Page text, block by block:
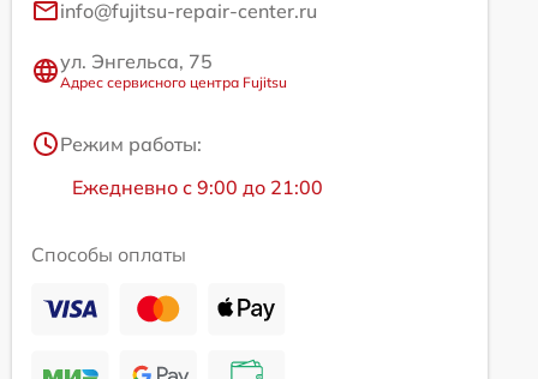
info@fujitsu-repair-center.ru
ул. Энгельса, 75
Адрес сервисного центра Fujitsu
Режим работы:
Ежедневно с 9:00 до 21:00
Способы оплаты